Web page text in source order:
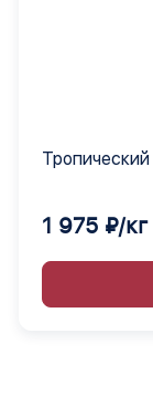
1 975 ₽/кг